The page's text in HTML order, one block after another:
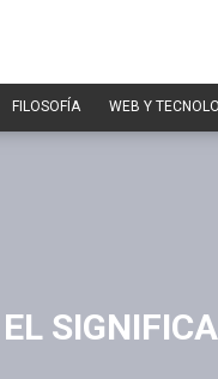
FILOSOFÍA WEB Y
EL